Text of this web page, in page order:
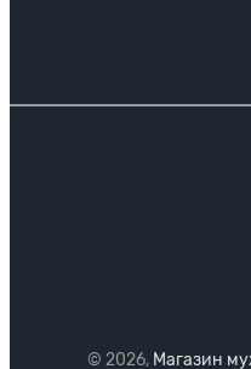
© 2026, Магазин